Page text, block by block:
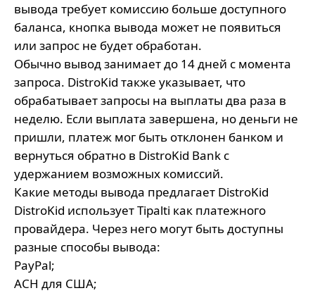
вывода требует комиссию больше доступного
баланса, кнопка вывода может не появиться
или запрос не будет обработан.
Обычно вывод занимает до 14 дней с момента
запроса. DistroKid также указывает, что
обрабатывает запросы на выплаты два раза в
неделю. Если выплата завершена, но деньги не
пришли, платеж мог быть отклонен банком и
вернуться обратно в DistroKid Bank с
удержанием возможных комиссий.
Какие методы вывода предлагает DistroKid
DistroKid использует Tipalti как платежного
провайдера. Через него могут быть доступны
разные способы вывода:
PayPal;
ACH для США;